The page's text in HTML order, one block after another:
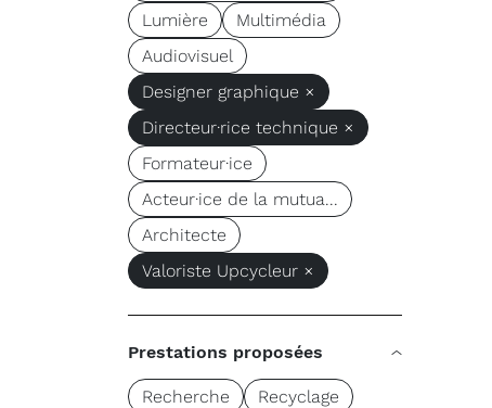
Lumière
Multimédia
Audiovisuel
Designer graphique ×
Directeur·rice technique ×
Formateur·ice
Acteur·ice de la mutua...
Architecte
Valoriste Upcycleur ×
Prestations proposées
Recherche
Recyclage